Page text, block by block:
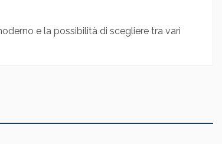
e la possibilità di scegliere tra vari